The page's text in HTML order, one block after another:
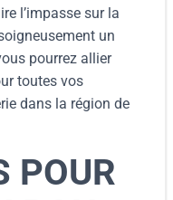
l’impasse sur la
un
pourrez allier
toutes vos
dans la région de
POUR